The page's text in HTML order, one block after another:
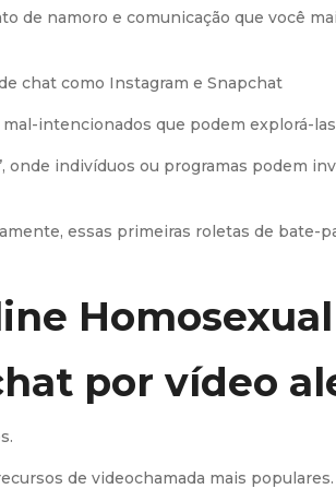
de namoro e comunicação que você
chat como Instagram e Snapchat
intencionados que podem explorá-
indivíduos ou programas podem
essas primeiras roletas de bate-
Homosexual
por vídeo
de videochamada mais populares.